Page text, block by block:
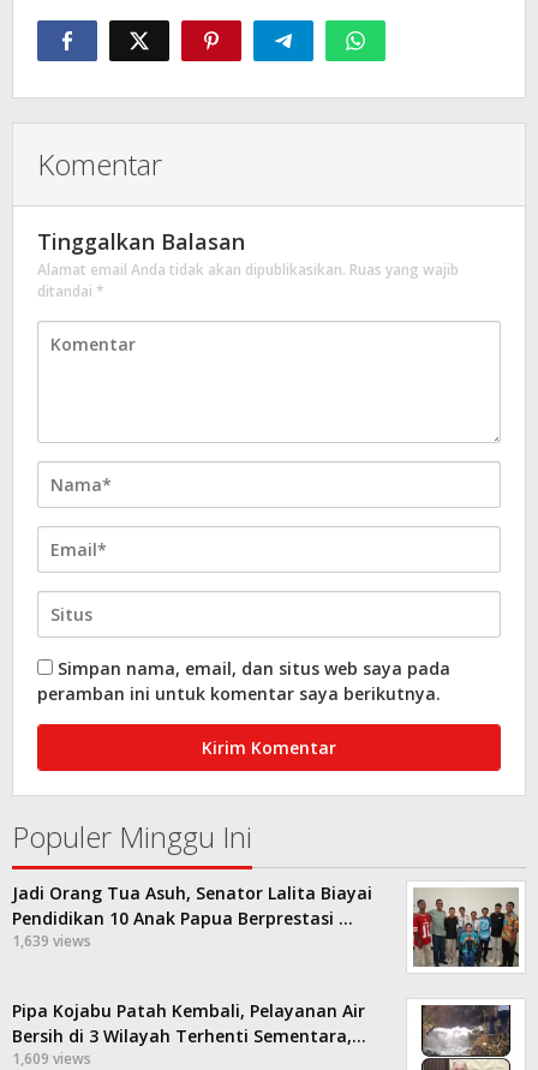
Komentar
Tinggalkan Balasan
Alamat email Anda tidak akan dipublikasikan. Ruas yang wajib
ditandai *
Simpan nama, email, dan situs web saya pada
peramban ini untuk komentar saya berikutnya.
Populer Minggu Ini
Jadi Orang Tua Asuh, Senator Lalita Biayai
Pendidikan 10 Anak Papua Berprestasi …
1,639 views
Pipa Kojabu Patah Kembali, Pelayanan Air
Bersih di 3 Wilayah Terhenti Sementara,…
1,609 views